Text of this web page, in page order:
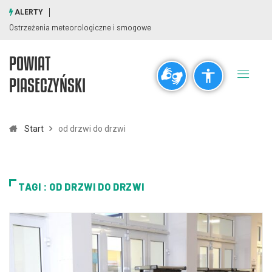
visibility_off title
Pomniejsz
Czcionki
ALERTY
Ostrzeżenia meteorologiczne i smogowe
POWIAT
PIASECZYŃSKI
Start od drzwi do drzwi
TAGI : OD DRZWI DO DRZWI